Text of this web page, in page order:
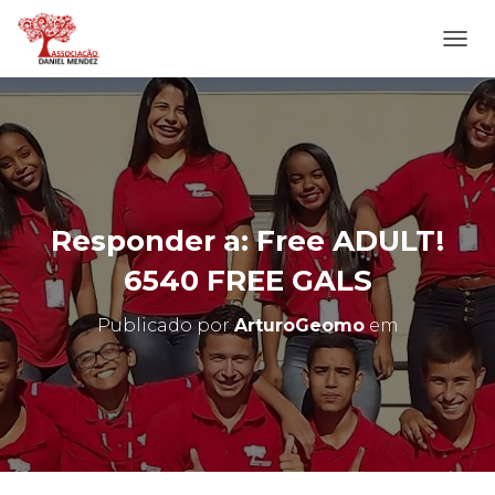
L
T
E
R
N
A
N
A
E
G
O
Responder a: Free ADULT!
6540 FREE GALS
Publicado porArturoGeomoem